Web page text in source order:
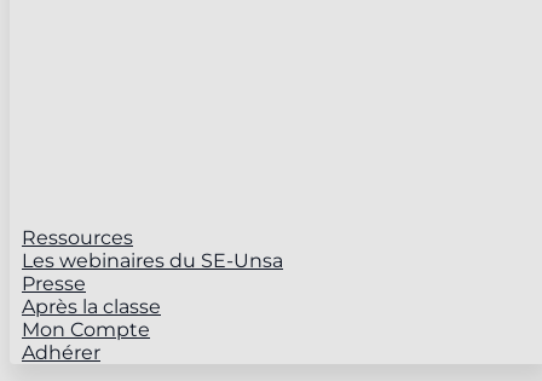
Ressources
Les webinaires du SE-Unsa
Presse
Après la classe
Mon Compte
Adhérer